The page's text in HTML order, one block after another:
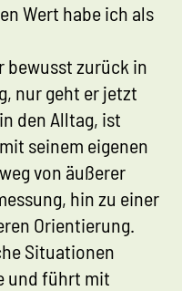
Wert habe ich als
bewusst zurück in
nur geht er jetzt
den Alltag, ist
seinem eigenen
von äußerer
hin zu einer
Orientierung.
Situationen
und führt mit